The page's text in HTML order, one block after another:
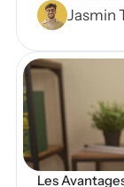
protéger vos
sévère.
Jasmin
Blog
Les